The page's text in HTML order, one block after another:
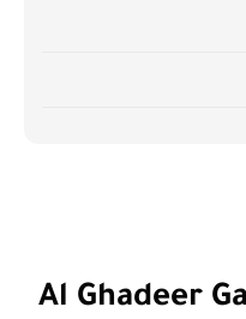
Al Ghadeer